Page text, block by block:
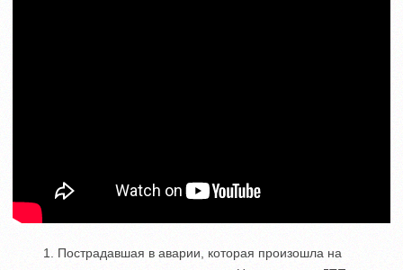
Пострадавшая в аварии, которая произошла на